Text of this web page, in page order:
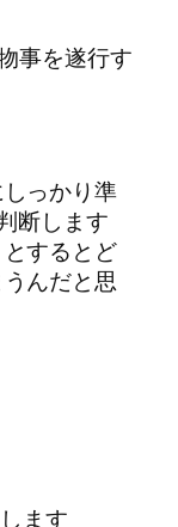
事を遂行す
っかり準
断します
とするとど
んだと思
ます